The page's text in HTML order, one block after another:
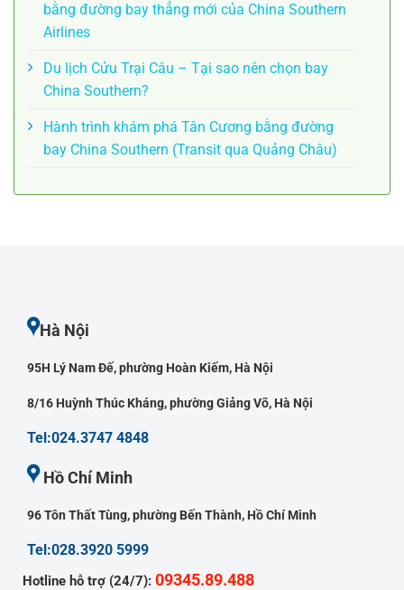
bằng đường bay thẳng mới của China Southern
Airlines
Du lịch Cửu Trại Câu – Tại sao nên chọn bay
China Southern?
Hành trình khám phá Tân Cương bằng đường
bay China Southern (Transit qua Quảng Châu)
Hà Nội
95H Lý Nam Đế, phường Hoàn Kiếm, Hà Nội
8/16 Huỳnh Thúc Kháng, phường Giảng Võ, Hà Nội
Tel:024.3747 4848
Hồ Chí Minh
96 Tôn Thất Tùng, phường Bến Thành, Hồ Chí Minh
Tel:028.3920 5999
Hotline hỗ trợ (24/7): 09345.89.488